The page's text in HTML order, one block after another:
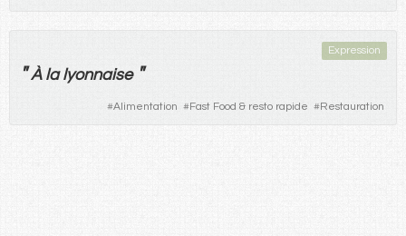
Expression
" À la lyonnaise "
#Alimentation #Fast Food & resto rapide #Restauration